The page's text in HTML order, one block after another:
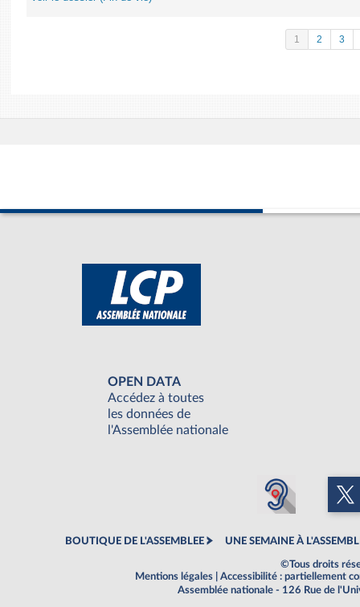
1 2 3
OPEN DATA
Accédez à toutes
les données de
l'Assemblée nationale
BOUTIQUE DE L'ASSEMBLEE UNE SEMAINE À
©Tous droits
Mentions légales
Accessibilité : partiellement
Assemblée nationale - 126 Rue de